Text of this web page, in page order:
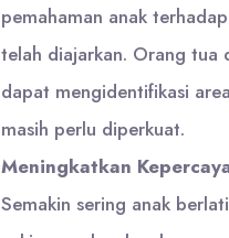
pemahaman anak
telah diajarkan. Orang tua
dapat mengidentifikasi
masih perlu diperkuat.
Meningkatkan
Semakin sering anak